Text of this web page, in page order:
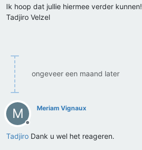
Ik hoop dat jullie hiermee verder kunnen!
Tadjiro Velzel
ongeveer een maand later
M
Offline
Meriam Vignaux
Tadjiro Dank u wel het reageren.